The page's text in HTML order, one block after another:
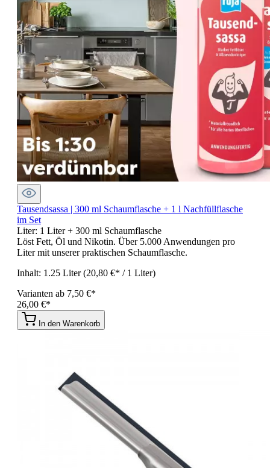
Tausendsassa | 300 ml Schaumflasche + 1 l Nachfüllflasche
im Set
Liter: 1 Liter + 300 ml Schaumflasche
Löst Fett, Öl und Nikotin. Über 5.000 Anwendungen pro
Liter mit unserer praktischen Schaumflasche.
Inhalt: 1.25 Liter(20,80 €* / 1 Liter)
Varianten ab 7,50 €*
26,00 €*
In den Warenkorb